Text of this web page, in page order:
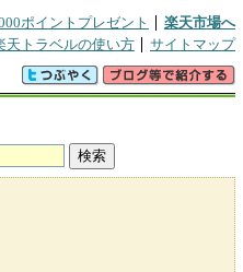
ポイントプレゼント
楽天市場へ
天トラベルの使い方 サイトマップ